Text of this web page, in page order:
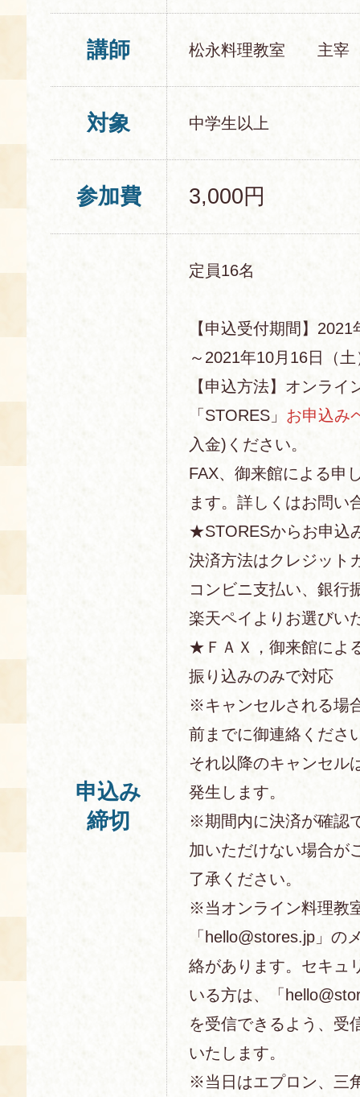
講師 松永料理教室 主宰
対象 中学生以上
参加費 3,000円
申込み
締切
定員16名
【申込受付期間】
～2021年10月16日（
【申込方法】オンライ
「STORES」 お申込み
入金)ください。
FAX、御来館による申
ます。詳しくはお問い
★STORESからお申込
決済方法はクレジット
コンビニ支払い、銀行
楽天ペイよりお選びい
★ＦＡＸ，御来館によ
振り込みのみで対応
※キャンセルされる場
前までに御連絡くださ
それ以降のキャンセル
発生します。
※期間内に決済が確認
加いただけない場合が
了承ください。
※当オンライン料理教
「hello@stores.jp」の
絡があります。セキュ
いる方は、「
を受信できるよう、受
いたします。
※当日はエプロン、三